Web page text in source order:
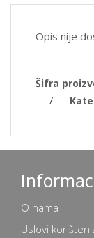
Opis nije
Šifra
/
O nama
Uslovi